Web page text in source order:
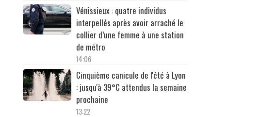
Vénissieux : quatre individus
interpellés après avoir arraché le
collier d’une femme à une station
de métro
14:06
Cinquième canicule de l'été à Lyon
: jusqu'à 39°C attendus la semaine
prochaine
13:22